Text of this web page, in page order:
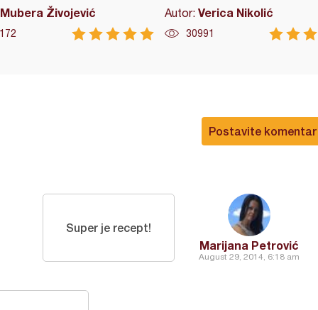
Mubera Živojević Autor: Verica Nikolić
30991
Postavite komentar
Marijana Petrović
August 29, 2014, 6:18 am
Super je recept!